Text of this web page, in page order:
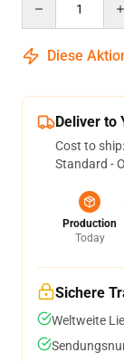
Diese
Deliver to
Cost to ship:
Standard -
Production
Today
Sichere
Weltweite